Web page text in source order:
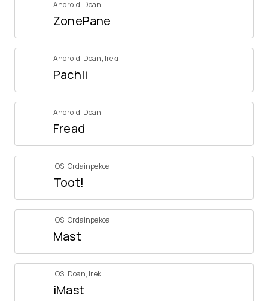
Android, Doan
ZonePane
Android, Doan, Ireki
Pachli
Android, Doan
Fread
iOS, Ordainpekoa
Toot!
iOS, Ordainpekoa
Mast
iOS, Doan, Ireki
iMast